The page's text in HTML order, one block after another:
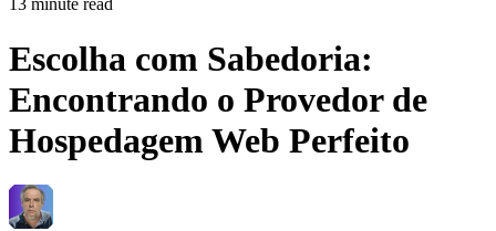
13 minute read
Escolha com Sabedoria:
Encontrando o Provedor de
Hospedagem Web Perfeito